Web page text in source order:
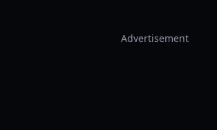
Advertisement